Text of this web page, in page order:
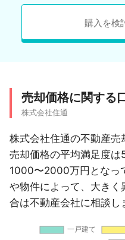
購入を検
売却価格に関する
株式会社住通
株式会社住通の不動産売
売却価格の平均満足度
1000〜2000万円となっ
や物件によって、大き
合は不動産会社に相談し